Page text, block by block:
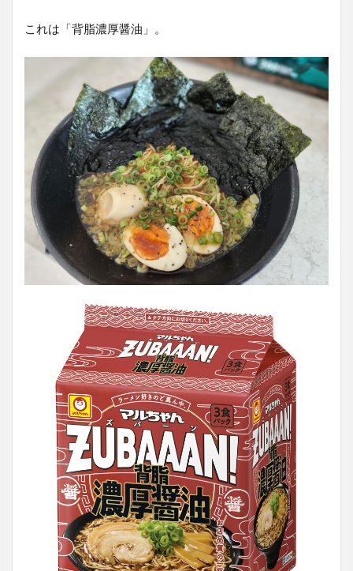
これは「背脂濃厚醤油」。